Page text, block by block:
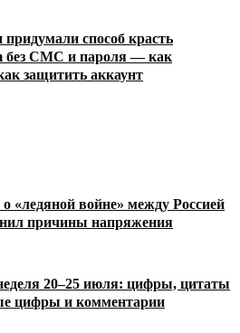
способ красть
без СМС и пароля — как
защитить аккаунт
«ледяной войне» между Россией
причины напряжения
20–25 июля: цифры, цитаты
цифры и комментарии